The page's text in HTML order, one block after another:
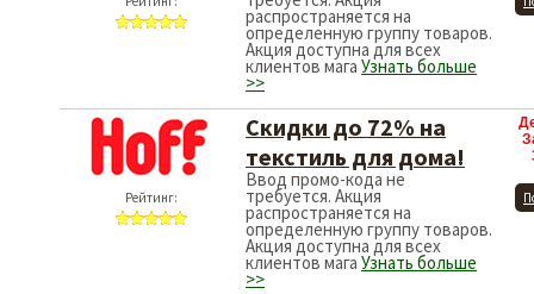
распространяется на
определенную группу товаров.
Акция доступна для всех
клиентов мага Узнать больше
>>
Рейтинг:
Скидки до 72% на
текстиль для дома!
Ввод промо-кода не
требуется. Акция
распространяется на
определенную группу товаров.
Акция доступна для всех
клиентов мага Узнать больше
>>